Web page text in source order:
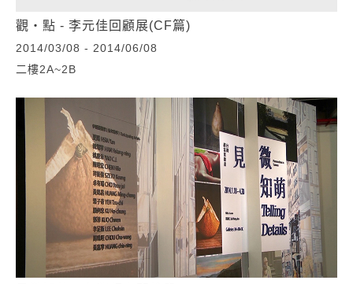
觀‧點 - 李元佳回顧展(CF篇)
2014/03/08 - 2014/06/08
二樓2A~2B